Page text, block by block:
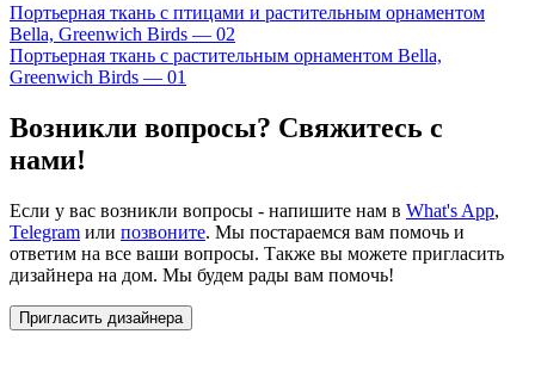
Портьерная ткань с птицами и растительным орнаментом
Bella, Greenwich Birds — 02
Портьерная ткань с растительным орнаментом Bella,
Greenwich Birds — 01
Возникли вопросы? Свяжитесь с
нами!
Если у вас возникли вопросы - напишите нам в What's App,
Telegram или позвоните. Мы постараемся вам помочь и
ответим на все ваши вопросы. Также вы можете пригласить
дизайнера на дом. Мы будем рады вам помочь!
Пригласить дизайнера